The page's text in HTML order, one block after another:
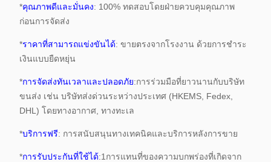
*คุณภาพดีและมั่นคง: 100% ทดสอบโดยฝ่ายควบคุมคุณภาพ
ก่อนการจัดส่ง
*ราคาที่สามารถแข่งขันได้: ขายตรงจากโรงงาน ด้วยการชําระ
เงินแบบยืดหยุ่น
*การจัดส่งทันเวลาและปลอดภัย:การร่วมมือที่ยาวนานกับบริษัท
ขนส่ง เช่น บริษัทส่งด่วนระหว่างประเทศ (HKEMS, Fedex,
DHL) โดยทางอากาศ, ทางทะเล
*บริการฟรี: การสนับสนุนทางเทคนิคและบริการหลังการขาย
*การรับประกันที่ใช้ได้:1การแทนที่ของความบกพร่องที่เกิดจาก